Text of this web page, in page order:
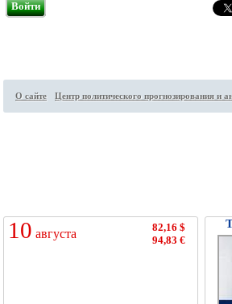
Войти
О сайте Центр политического прогнозирования и
10 августа
82,16 $
94,83 €